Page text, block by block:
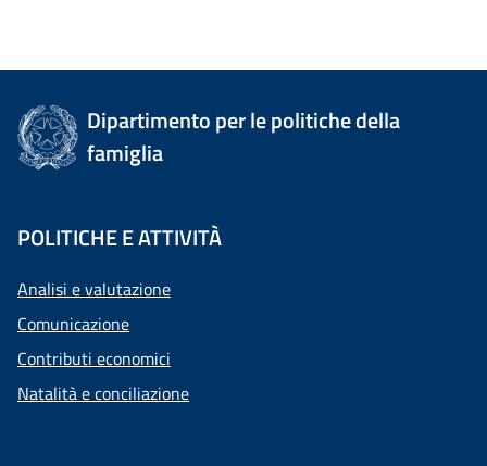
Dipartimento per le politiche della
famiglia
POLITICHE E ATTIVITÀ
Analisi e valutazione
Comunicazione
Contributi economici
Natalità e conciliazione